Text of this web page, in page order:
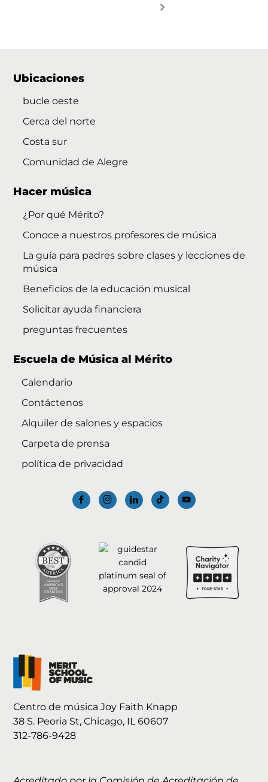
Ubicaciones
bucle oeste
Cerca del norte
Costa sur
Comunidad de Alegre
Hacer música
¿Por qué Mérito?
Conoce a nuestros profesores de música
La guía para padres sobre clases y lecciones de
música
Beneficios de la educación musical
Solicitar ayuda financiera
preguntas frecuentes
Escuela de Música al Mérito
Calendario
Contáctenos
Alquiler de salones y espacios
Carpeta de prensa
política de privacidad
Centro de música Joy Faith Knapp
38 S. Peoria St, Chicago, IL 60607
312-786-9428